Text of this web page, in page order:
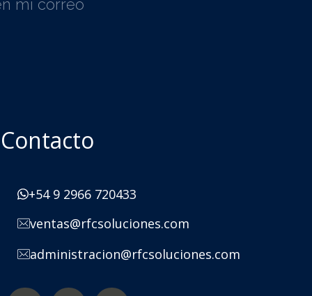
mi correo
Contacto
+54 9 2966 720433
ventas@rfcsoluciones.com
administracion@rfcsoluciones.com